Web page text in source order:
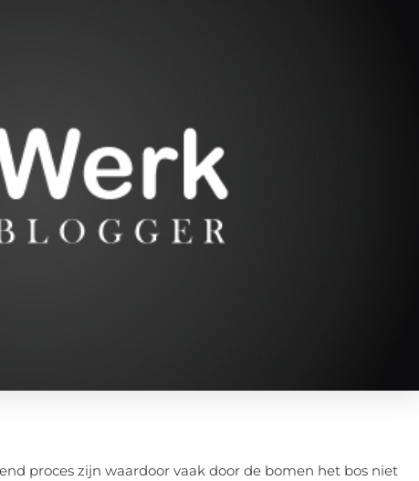
proces zijn waardoor vaak door de bomen het bos niet